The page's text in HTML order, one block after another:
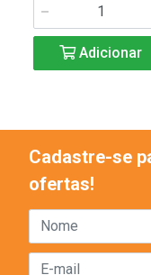
Adicionar
Cadastre-se
ofertas!